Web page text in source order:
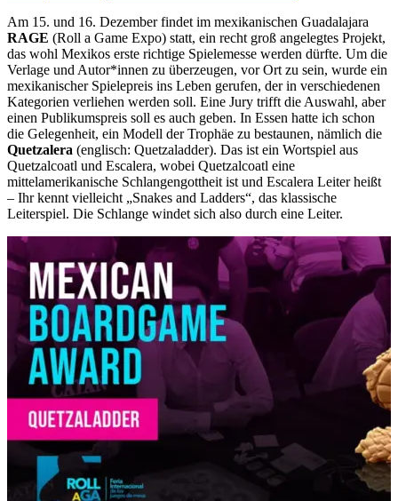
Am 15. und 16. Dezember findet im mexikanischen Guadalajara
RAGE (Roll a Game Expo) statt, ein recht groß angelegtes Projekt,
das wohl Mexikos erste richtige Spielemesse werden dürfte. Um die
Verlage und Autor*innen zu überzeugen, vor Ort zu sein, wurde ein
mexikanischer Spielepreis ins Leben gerufen, der in verschiedenen
Kategorien verliehen werden soll. Eine Jury trifft die Auswahl, aber
einen Publikumspreis soll es auch geben. In Essen hatte ich schon
die Gelegenheit, ein Modell der Trophäe zu bestaunen, nämlich die
Quetzalera (englisch: Quetzaladder). Das ist ein Wortspiel aus
Quetzalcoatl und Escalera, wobei Quetzalcoatl eine
mittelamerikanische Schlangengottheit ist und Escalera Leiter heißt
– Ihr kennt vielleicht „Snakes and Ladders“, das klassische
Leiterspiel. Die Schlange windet sich also durch eine Leiter.